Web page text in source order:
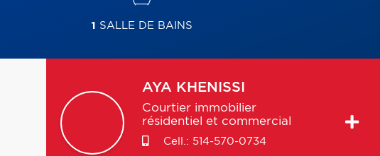
1 SALLE DE BAINS
AYA KHENISSI
Courtier immobilier
résidentiel et commercial
Cell.: 514-570-0734